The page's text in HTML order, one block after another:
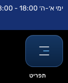
לתוכן
דילוג
ימי א׳-ה׳ 18:00 - 08:00 ימי ו׳ 14:00 - 08:00 שבת וחגים: סגור
תפריט